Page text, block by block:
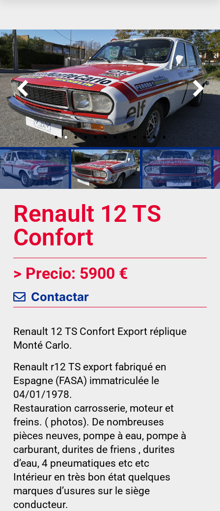
Renault 12 TS
Confort
> Precio: 5900 €
Contactar
Renault 12 TS Confort Export réplique
Monté Carlo.
Renault r12 TS export fabriqué en
Espagne (FASA) immatriculée le
04/01/1978.
Restauration carrosserie, moteur et
freins. ( photos). De nombreuses
pièces neuves, pompe à eau, pompe à
carburant, durites de friens , durites
d’eau, 4 pneumatiques etc etc
Intérieur en très bon état quelques
marques d’usures sur le siège
conducteur.